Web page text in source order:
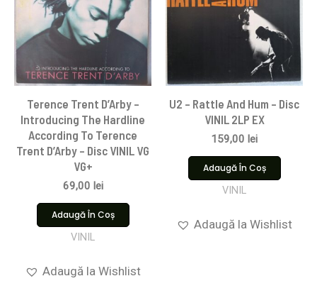
Terence Trent D’Arby –
Introducing The Hardline
According To Terence
Trent D’Arby – Disc VINIL VG
VG+
69,00 lei
Adaugă În Coș
VINIL
Adaugă la Wishlist
U2 – Rattle And Hum – Disc
VINIL 2LP EX
159,00 lei
Adaugă În Coș
VINIL
Adaugă la Wishlist